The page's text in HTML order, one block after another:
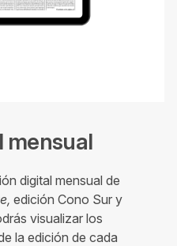
mensual
digital mensual de
edición Cono Sur y
visualizar los
la edición de cada